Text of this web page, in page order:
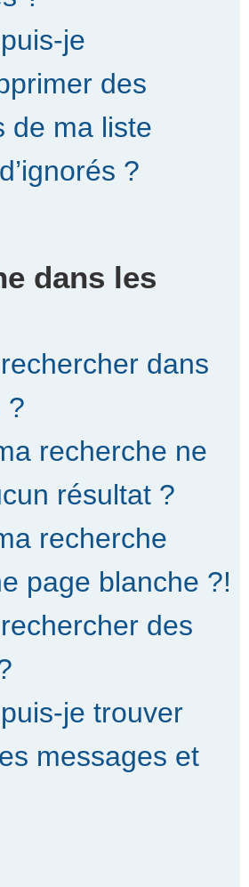
je
des
de ma liste
?
dans les
dans
?
recherche ne
résultat ?
recherche
page blanche ?!
des
je trouver
messages et